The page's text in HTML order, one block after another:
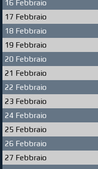
16 Febbraio
17 Febbraio
18 Febbraio
19 Febbraio
20 Febbraio
21 Febbraio
22 Febbraio
23 Febbraio
24 Febbraio
25 Febbraio
26 Febbraio
27 Febbraio